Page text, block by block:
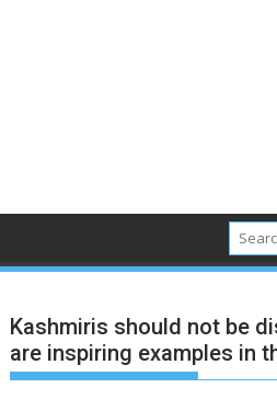
Kashmiris should not be
are inspiring examples in